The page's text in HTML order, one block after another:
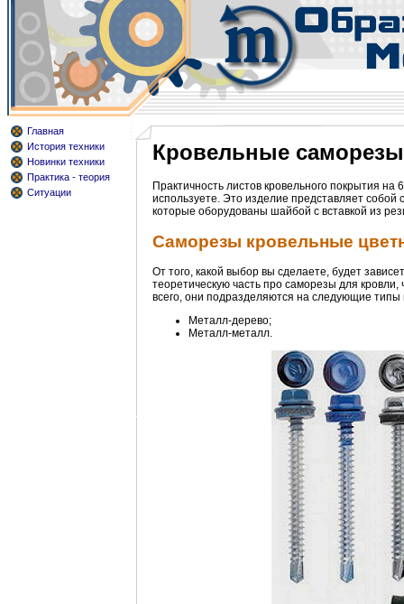
Главная
История техники
Новинки техники
Практика - теория
Ситуации
Кровельные
Практичность листов кровельного покрытия
используете. Это изделие представляет
которые оборудованы шайбой с вставкой из
Саморезы кровельные
От того, какой выбор вы сделаете, будет
теоретическую часть про саморезы для
всего, они подразделяются на следующие типы
Металл-дерево;
Металл-металл.